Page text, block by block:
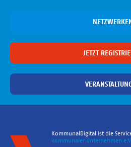
JETZT
KommunalDigital ist die
kommunaler Unternehmen